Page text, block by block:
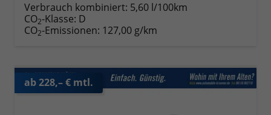
Verbrauch kombiniert: 5,60 l/100km
CO2-Klasse: D
CO2-Emissionen: 127,00 g/km
ab 228,– € mtl.